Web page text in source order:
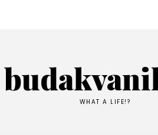
WHAT A LIFE!?